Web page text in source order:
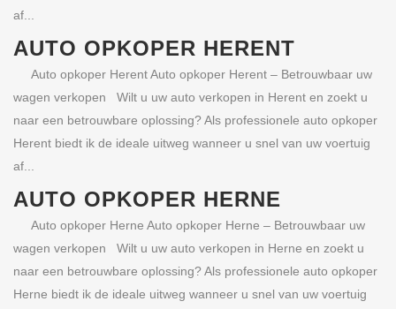
af...
AUTO OPKOPER HERENT
Auto opkoper Herent Auto opkoper Herent – Betrouwbaar uw
wagen verkopen Wilt u uw auto verkopen in Herent en zoekt u
naar een betrouwbare oplossing? Als professionele auto opkoper
Herent biedt ik de ideale uitweg wanneer u snel van uw voertuig
af...
AUTO OPKOPER HERNE
Auto opkoper Herne Auto opkoper Herne – Betrouwbaar uw
wagen verkopen Wilt u uw auto verkopen in Herne en zoekt u
naar een betrouwbare oplossing? Als professionele auto opkoper
Herne biedt ik de ideale uitweg wanneer u snel van uw voertuig